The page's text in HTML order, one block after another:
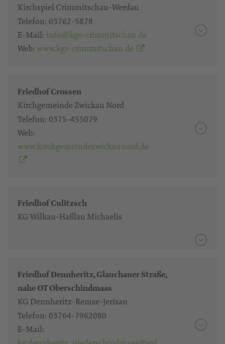
Kirchspiel Crimmitschau-Werdau
Telefon: 03762-5878
E-Mail: info@kgv-crimmitschau.de
Web: www.kgv-crimmitschau.de
Friedhof Crossen
Kirchgemeinde Zwickau Nord
Telefon: 0375-455079
Web:
www.kirchgemeindezwickaunord.de
Friedhof Culitzsch
KG Wilkau-Haßlau Michaelis
Friedhof Dennheritz, Glauchauer Straße,
nahe OT Oberschindmaas
KG Dennheritz-Remse-Jerisau
Telefon: 03764-7962080
E-Mail: